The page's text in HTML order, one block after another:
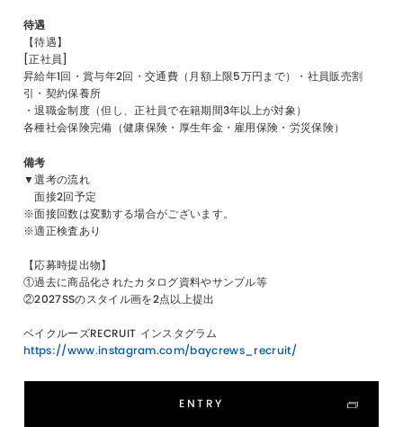
待遇
【待遇】
[正社員]
昇給年1回・賞与年2回・交通費（月額上限5万円まで）・社員販売割
引・契約保養所
・退職金制度（但し、正社員で在籍期間3年以上が対象）
各種社会保険完備（健康保険・厚生年金・雇用保険・労災保険）
備考
▼選考の流れ
面接2回予定
※面接回数は変動する場合がございます。
※適正検査あり
【応募時提出物】
①過去に商品化されたカタログ資料やサンプル等
②2027SSのスタイル画を2点以上提出
ベイクルーズRECRUIT インスタグラム
https://www.instagram.com/baycrews_recruit/
ENTRY